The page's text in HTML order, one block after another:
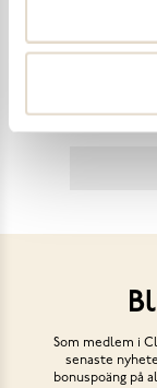
Som medlem i
senaste
bonuspoäng på